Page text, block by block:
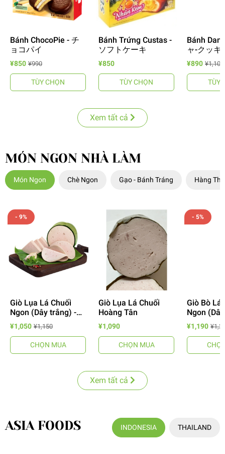
Bánh ChocoPie - チ
ョコパイ
¥850 ¥990
TÙY CHỌN
Bánh Trứng Custas -
ソフトケーキ
¥850
TÙY CHỌN
Bánh
ャ-クッキ
¥890 ¥1,100
TÙY
Xem tất cả
MÓN NGON NHÀ LÀM
Món Ngon Chè Ngon Gạo - Bánh Tráng Hàng
- 9%
Giò Lụa Lá Chuối
Ngon (Dây trắng) -
バナナリーフ巻き-ゾ
ー.ルアー
¥1,050 ¥1,150
CHỌN MUA
Giò Lụa Lá Chuối
Hoàng Tân
¥1,090
CHỌN MUA
- 5%
Giò Bò Lá
Ngon
ナナリー
ー.ボー
¥1,190
Xem tất cả
ASIA FOODS INDONESIA THAILAND